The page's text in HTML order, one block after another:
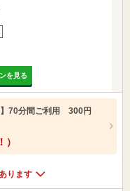
を見る
】70分間ご利用 300円
ります